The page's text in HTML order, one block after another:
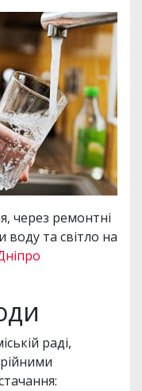
через ремонтні
та світло на
раді,